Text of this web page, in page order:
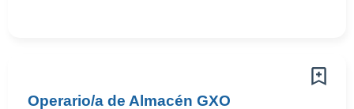
Operario/a de Almacén GXO